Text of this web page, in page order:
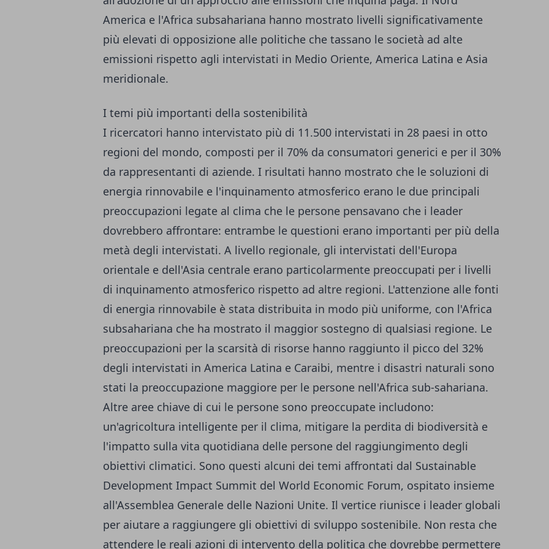
America e l'Africa subsahariana hanno mostrato livelli significativamente
più elevati di opposizione alle politiche che tassano le società ad alte
emissioni rispetto agli intervistati in Medio Oriente, America Latina e Asia
meridionale.
I temi più importanti della sostenibilità
I ricercatori hanno intervistato più di 11.500 intervistati in 28 paesi in otto
regioni del mondo, composti per il 70% da consumatori generici e per il 30%
da rappresentanti di aziende. I risultati hanno mostrato che le soluzioni di
energia rinnovabile e l'inquinamento atmosferico erano le due principali
preoccupazioni legate al clima che le persone pensavano che i leader
dovrebbero affrontare: entrambe le questioni erano importanti per più della
metà degli intervistati. A livello regionale, gli intervistati dell'Europa
orientale e dell'Asia centrale erano particolarmente preoccupati per i livelli
di inquinamento atmosferico rispetto ad altre regioni. L'attenzione alle fonti
di energia rinnovabile è stata distribuita in modo più uniforme, con l'Africa
subsahariana che ha mostrato il maggior sostegno di qualsiasi regione. Le
preoccupazioni per la scarsità di risorse hanno raggiunto il picco del 32%
degli intervistati in America Latina e Caraibi, mentre i disastri naturali sono
stati la preoccupazione maggiore per le persone nell'Africa sub-sahariana.
Altre aree chiave di cui le persone sono preoccupate includono:
un'agricoltura intelligente per il clima, mitigare la perdita di biodiversità e
l'impatto sulla vita quotidiana delle persone del raggiungimento degli
obiettivi climatici. Sono questi alcuni dei temi affrontati dal Sustainable
Development Impact Summit del World Economic Forum, ospitato insieme
all'Assemblea Generale delle Nazioni Unite. Il vertice riunisce i leader globali
per aiutare a raggiungere gli obiettivi di sviluppo sostenibile. Non resta che
attendere le reali azioni di intervento della politica che dovrebbe permettere